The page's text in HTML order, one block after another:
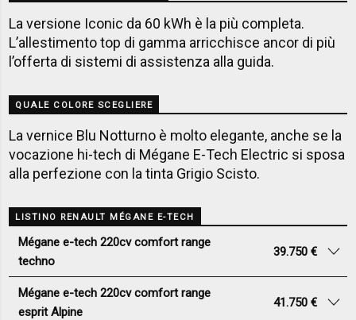
La versione Iconic da 60 kWh è la più completa.
L’allestimento top di gamma arricchisce ancor di più
l’offerta di sistemi di assistenza alla guida.
QUALE COLORE SCEGLIERE
La vernice Blu Notturno è molto elegante, anche se la
vocazione hi-tech di Mégane E-Tech Electric si sposa
alla perfezione con la tinta Grigio Scisto.
LISTINO RENAULT MÉGANE E-TECH
Mégane e-tech 220cv comfort range
techno
39.750 €
Mégane e-tech 220cv comfort range
esprit Alpine
41.750 €